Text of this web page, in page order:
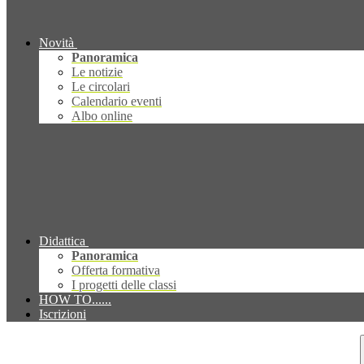
Novità
Panoramica
Le notizie
Le circolari
Calendario eventi
Albo online
Didattica
Panoramica
Offerta formativa
I progetti delle classi
HOW TO......
Iscrizioni